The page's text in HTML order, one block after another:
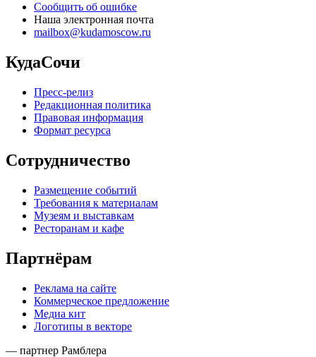
Сообщить об ошибке
Наша электронная почта
mailbox@kudamoscow.ru
КудаСочи
Пресс-релиз
Редакционная политика
Правовая информация
Формат ресурса
Сотрудничество
Размещение событий
Требования к материалам
Музеям и выставкам
Ресторанам и кафе
Партнёрам
Реклама на сайте
Коммерческое предложение
Медиа кит
Логотипы в векторе
— партнер Рамблера